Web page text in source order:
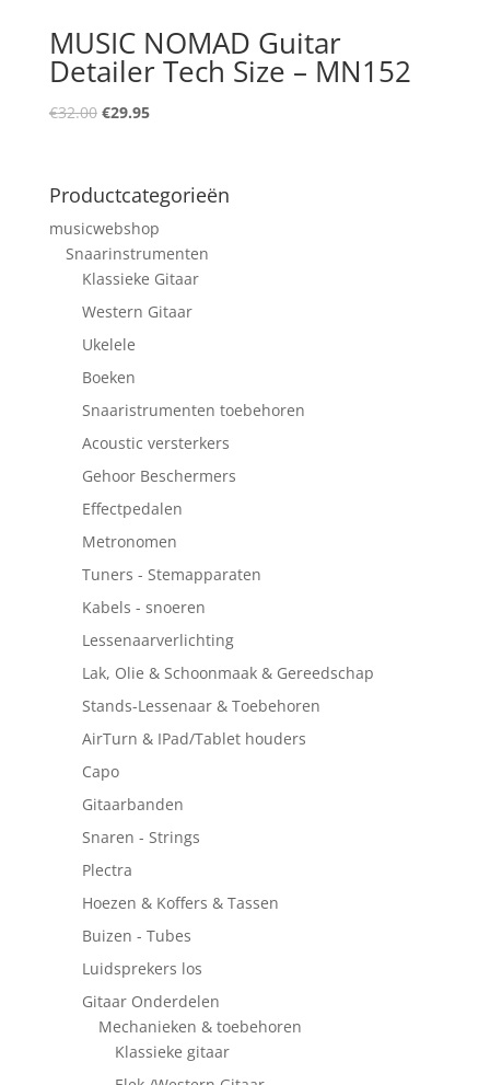
MUSIC NOMAD Guitar
Detailer Tech Size – MN152
€32.00 Oorspronkelijke
€32.00.
€29.95Huidige
€29.95.
Productcategorieën
musicwebshop
Snaarinstrumenten
Klassieke Gitaar
Western Gitaar
Ukelele
Boeken
Snaaristrumenten toebehoren
Acoustic versterkers
Gehoor Beschermers
Effectpedalen
Metronomen
Tuners - Stemapparaten
Kabels - snoeren
Lessenaarverlichting
Lak, Olie & Schoonmaak & Gereedschap
Stands-Lessenaar & Toebehoren
AirTurn & IPad/Tablet houders
Capo
Gitaarbanden
Snaren - Strings
Plectra
Hoezen & Koffers & Tassen
Buizen - Tubes
Luidsprekers los
Gitaar Onderdelen
Mechanieken & toebehoren
Klassieke gitaar